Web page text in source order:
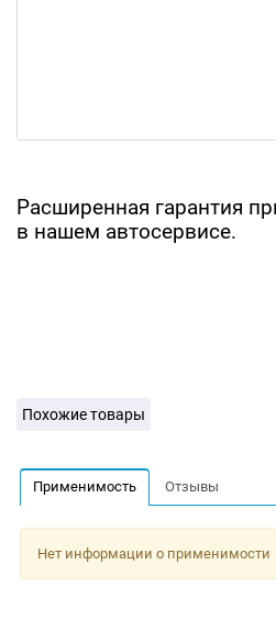
Расширенная гарантия
в нашем автосервисе.
Похожие товары
Применимость Отзывы
Нет информации о применимости